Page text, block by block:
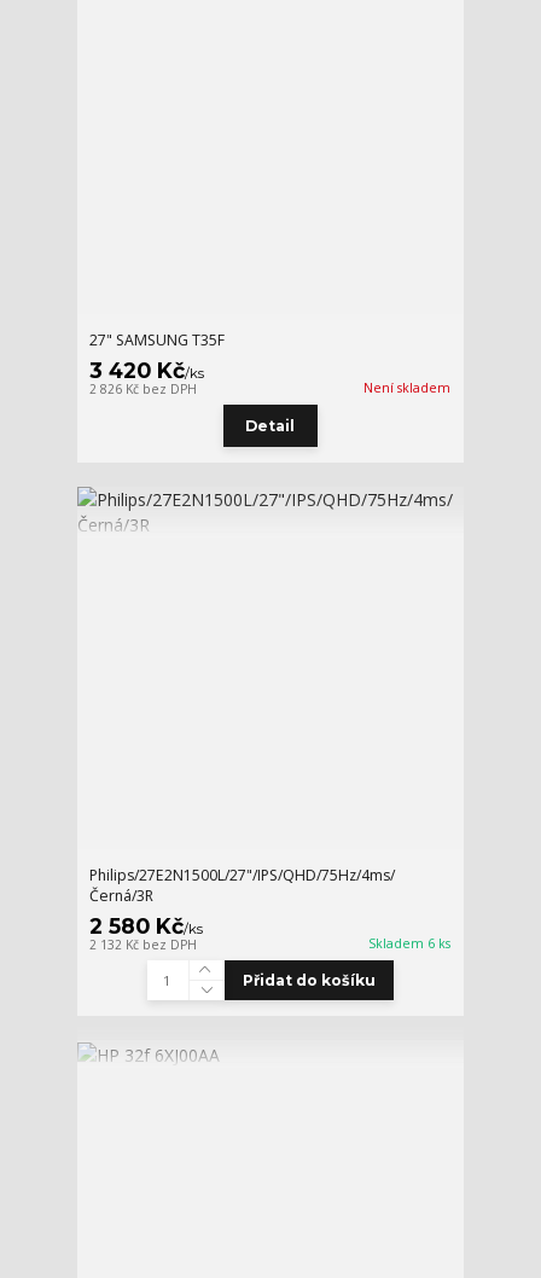
27" SAMSUNG T35F
3 420 Kč/ks
2 826 Kč bez DPH Není skladem
Detail
Philips/27E2N1500L/27"/IPS/QHD/75Hz/4ms/
Černá/3R
2 580 Kč/ks
2 132 Kč bez DPH Skladem 6 ks
Přidat do košíku